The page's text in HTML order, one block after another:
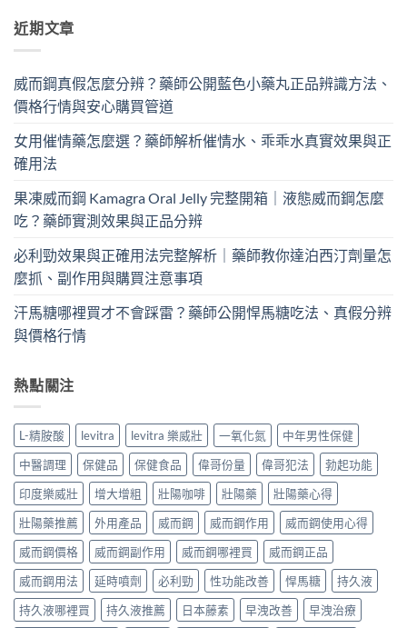
近期文章
威而鋼真假怎麼分辨？藥師公開藍色小藥丸正品辨識方法、
價格行情與安心購買管道
女用催情藥怎麼選？藥師解析催情水、乖乖水真實效果與正
確用法
果凍威而鋼 Kamagra Oral Jelly 完整開箱｜液態威而鋼怎麼
吃？藥師實測效果與正品分辨
必利勁效果與正確用法完整解析｜藥師教你達泊西汀劑量怎
麼抓、副作用與購買注意事項
汗馬糖哪裡買才不會踩雷？藥師公開悍馬糖吃法、真假分辨
與價格行情
熱點關注
L-精胺酸 levitra levitra 樂威壯 一氧化氮
中年男性保健
中醫調理
保健品 保健食品 偉哥份量 偉哥犯法
勃起功能
印度樂威壯
增大增粗 壯陽咖啡 壯陽藥
壯陽藥心得
壯陽藥推薦
外用產品 威而鋼 威而鋼作用
威而鋼使用心得
威而鋼價格
威而鋼副作用 威而鋼哪裡買
威而鋼正品
威而鋼用法
延時噴劑 必利勁 性功能改善 悍馬糖
持久液
持久液哪裡買
持久液推薦 日本藤素 早洩改善 早洩治療